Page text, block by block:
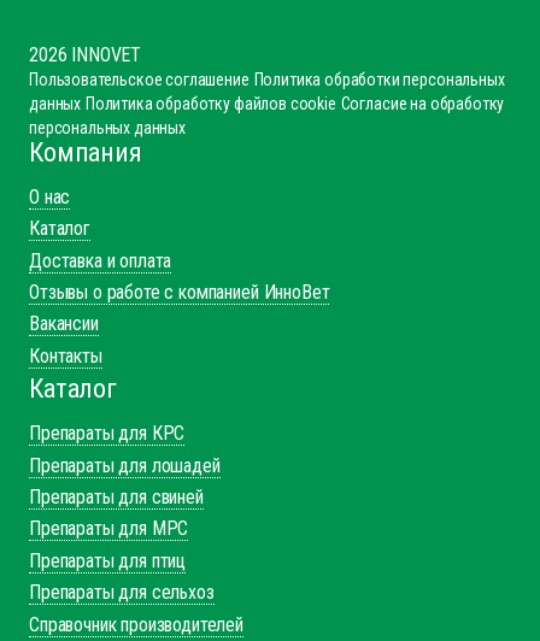
2026 INNOVET
Пользовательское соглашение Политика обработки персональных
данных Политика обработку файлов cookie Согласие на обработку
персональных данных
Компания
О нас
Каталог
Доставка и оплата
Отзывы о работе с компанией ИнноВет
Вакансии
Контакты
Каталог
Препараты для КРС
Препараты для лошадей
Препараты для свиней
Препараты для МРС
Препараты для птиц
Препараты для сельхоз
Справочник производителей